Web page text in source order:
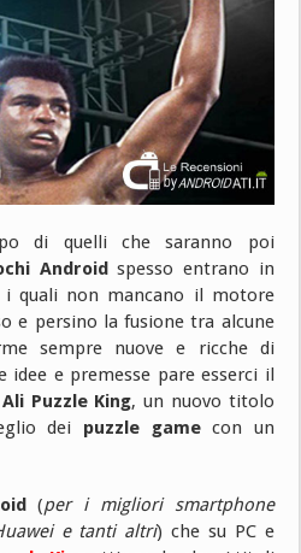
di quelli che saranno poi
Androidspesso entrano in
quali non mancano il motore
e persino la fusione tra alcune
sempre nuove e ricche di
idee e premesse pare esserci il
Puzzle King, un nuovo titolo
dei puzzle gamecon un
(per i migliori smartphone
e tanti altri) che su PC e